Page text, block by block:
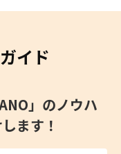
イド
」のノウハ
ます！